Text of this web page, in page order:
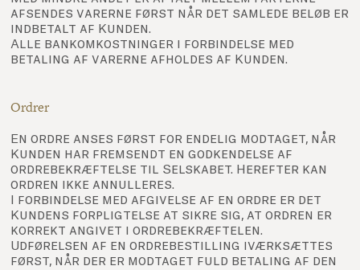
afsendes varerne først når det samlede beløb er
indbetalt af Kunden.
Alle bankomkostninger i forbindelse med
betaling af varerne afholdes af Kunden.
Ordrer
En ordre anses først for endelig modtaget, når
Kunden har fremsendt en godkendelse af
ordrebekræftelse til Selskabet. Herefter kan
ordren ikke annulleres.
I forbindelse med afgivelse af en ordre er det
Kundens forpligtelse at sikre sig, at ordren er
korrekt angivet i ordrebekræftelen.
Udførelsen af en ordrebestilling iværksættes
først, når der er modtaget fuld betaling af den